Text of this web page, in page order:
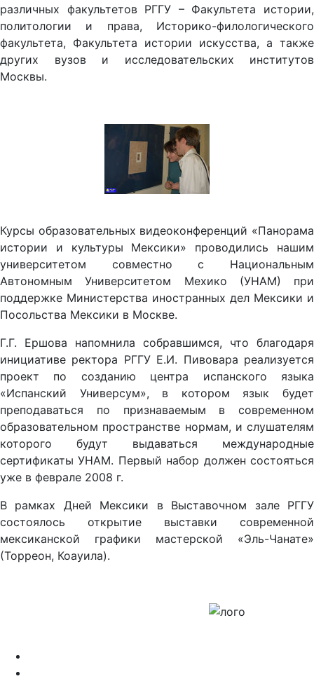
различных факультетов РГГУ – Факультета истории,
политологии и права, Историко-филологического
факультета, Факультета истории искусства, а также
других вузов и исследовательских институтов
Москвы.
Курсы образовательных видеоконференций «Панорама
истории и культуры Мексики» проводились нашим
университетом совместно с Национальным
Автономным Университетом Мехико (УНАМ) при
поддержке Министерства иностранных дел Мексики и
Посольства Мексики в Москве.
Г.Г. Ершова напомнила собравшимся, что благодаря
инициативе ректора РГГУ Е.И. Пивовара реализуется
проект по созданию центра испанского языка
«Испанский Универсум», в котором язык будет
преподаваться по признаваемым в современном
образовательном пространстве нормам, и слушателям
которого будут выдаваться международные
сертификаты УНАМ. Первый набор должен состояться
уже в феврале 2008 г.
В рамках Дней Мексики в Выставочном зале РГГУ
состоялось открытие выставки современной
мексиканской графики мастерской «Эль-Чанате»
(Торреон, Коауила).